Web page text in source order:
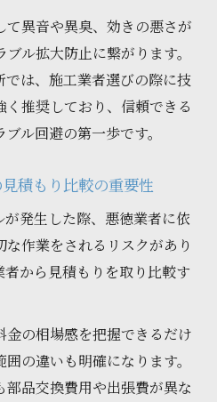
て異音や異臭、効きの悪さが
ル拡大防止に繋がります。
は、施工業者選びの際に技
推奨しており、信頼できる
ル回避の第一歩です。
積もり比較の重要性
発生した際、悪徳業者に依
作業をされるリスクがあり
から見積もりを取り比較す
金の相場感を把握できるだけ
の違いも明確になります。
品交換費用や出張費が異な